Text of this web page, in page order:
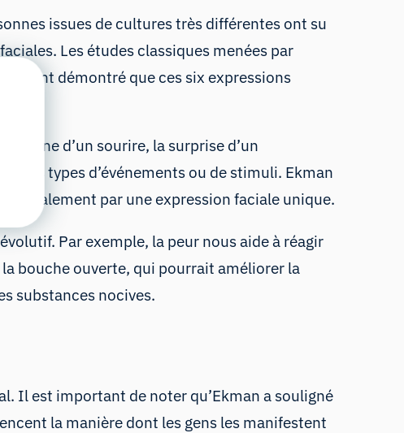
issues de cultures très différentes ont su
Les études classiques menées par
ont démontré que ces six expressions
d’un sourire, la surprise d’un
types d’événements ou de stimuli. Ekman
également par une expression faciale unique.
Par exemple, la peur nous aide à réagir
bouche ouverte, qui pourrait améliorer la
substances nocives.
Il est important de noter qu’Ekman a souligné
la manière dont les gens les manifestent